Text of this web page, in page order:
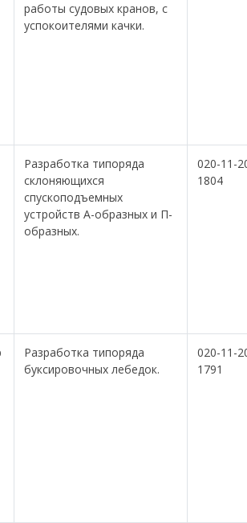
работы судовых кранов, с
успокоителями качки.
Разработка типоряда
склоняющихся
спускоподъемных
устройств А-образных и П-
образных.
020-11-
1804
Разработка типоряда
буксировочных лебедок.
020-11-
1791